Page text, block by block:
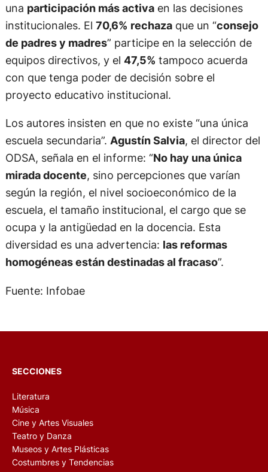
una participación más activaen las decisiones
institucionales. El 70,6% rechazaque un “consejo
de padres y madres” participe en la selección de
equipos directivos, y el 47,5% tampoco acuerda
con que tenga poder de decisión sobre el
proyecto educativo institucional.
Los autores insisten en que no existe “una única
escuela secundaria”. Agustín Salvia, el director del
ODSA, señala en el informe: “No hay una única
mirada docente, sino percepciones que varían
según la región, el nivel socioeconómico de la
escuela, el tamaño institucional, el cargo que se
ocupa y la antigüedad en la docencia. Esta
diversidad es una advertencia: las reformas
homogéneas están destinadas al fracaso”.
Fuente: Infobae
SECCIONES
Literatura
Música
Cine y Artes Visuales
Teatro y Danza
Museos y Artes Plásticas
Costumbres y Tendencias